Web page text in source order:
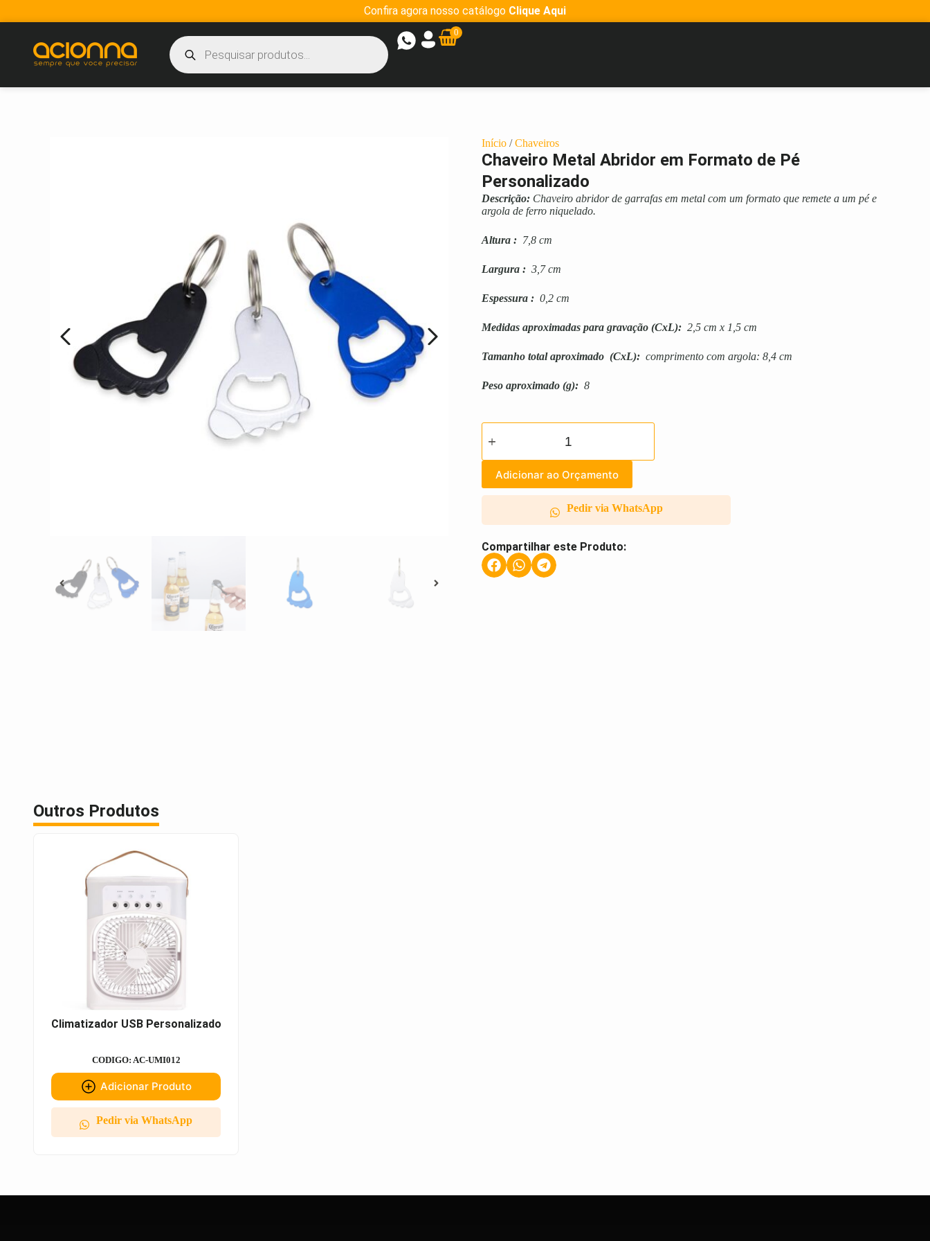
Confira agora nosso catálogo Clique Aqui
0
Início /Chaveiros
Chaveiro Metal Abridor em Formato de Pé
Personalizado
Descrição: Chaveiro abridor de garrafas em metal com um formato que remete a um pé e
argola de ferro niquelado.
Altura : 7,8 cm
Largura : 3,7 cm
Espessura : 0,2 cm
Medidas aproximadas para gravação (CxL): 2,5 cm x 1,5 cm
Tamanho total aproximado (CxL): comprimento com argola: 8,4 cm
Peso aproximado (g): 8
Adicionar ao Orçamento
Pedir via WhatsApp
Compartilhar este Produto:
Outros Produtos
Climatizador USB Personalizado
CODIGO: AC-UMI012
Adicionar Produto
Pedir via WhatsApp